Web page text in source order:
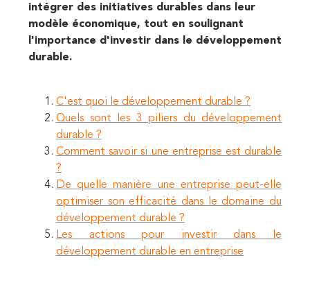
intégrer des initiatives durables dans leur
modèle économique, tout en soulignant
l'importance d'investir dans le développement
durable.
C'est quoi le développement durable ?
Quels sont les 3 piliers du développement
durable ?
Comment savoir si une entreprise est durable
?
De quelle manière une entreprise peut-elle
optimiser son efficacité dans le domaine du
développement durable ?
Les actions pour investir dans le
développement durable en entreprise